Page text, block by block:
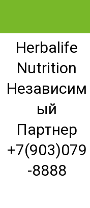
Herbalife
Nutrition
Независим
ый
Партнер
+7(903)079
-8888